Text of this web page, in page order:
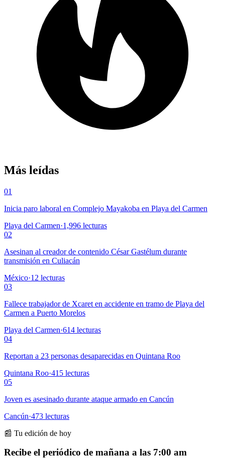
Más leídas
01
Inicia paro laboral en Complejo Mayakoba en Playa del Carmen
Playa del Carmen·1,996 lecturas
02
Asesinan al creador de contenido César Gastélum durante
transmisión en Culiacán
México·12 lecturas
03
Fallece trabajador de Xcaret en accidente en tramo de Playa del
Carmen a Puerto Morelos
Playa del Carmen·614 lecturas
04
Reportan a 23 personas desaparecidas en Quintana Roo
Quintana Roo·415 lecturas
05
Joven es asesinado durante ataque armado en Cancún
Cancún·473 lecturas
📰 Tu edición de hoy
Recibe el periódico de mañana a las 7:00 am